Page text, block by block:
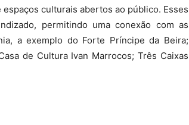
culturais abertos ao público. Esses
permitindo uma conexão com as
a exemplo do Forte Príncipe da Beira;
de Cultura Ivan Marrocos; Três Caixas